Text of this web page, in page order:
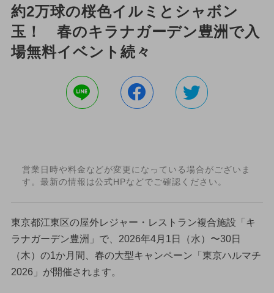
約2万球の桜色イルミとシャボン
玉！ 春のキラナガーデン豊洲で入
場無料イベント続々
営業日時や料金などが変更になっている場合がございま
す。最新の情報は公式HPなどでご確認ください。
東京都江東区の屋外レジャー・レストラン複合施設「キ
ラナガーデン豊洲」で、2026年4月1日（水）〜30日
（木）の1か月間、春の大型キャンペーン「東京ハルマチ
2026」が開催されます。